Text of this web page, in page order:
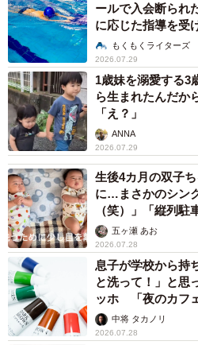
ールで入会断ら
に応じた指導を受
祉士が解説】
もくもくライターズ
2026.07.29
1歳妹を溺愛する3
ら生まれたんだか
「え？」
ANNA
2026.07.29
生後4カ月の双子
に…まさかのシ
（笑）」「縦列駐
五ヶ瀬 あお
2026.07.28
息子が学校から
と洗って！」と思
ッホ 「夜のカフ
中将 タカノリ
2026.07.28